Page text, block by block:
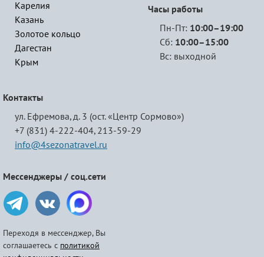
Карелия
Казань
Золотое кольцо
Дагестан
Крым
Часы работы
Пн-Пт: 10:00–19:00
Сб: 10:00–15:00
Вс: выходной
Контакты
ул. Ефремова, д. 3 (ост. «Центр Сормово»)
+7 (831) 4-222-404, 213-59-29
info@4sezonatravel.ru
Мессенджеры / соц.сети
Переходя в мессенджер, Вы
соглашаетесь с политикой